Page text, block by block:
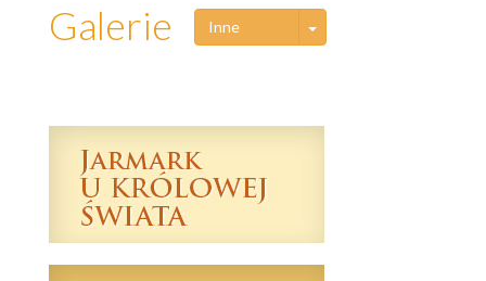
Galerie Inne Toggle Dropdown